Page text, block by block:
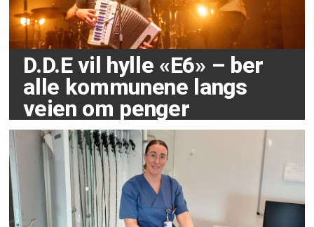
D.D.E vil hylle «E6» – ber
alle kommunene langs
veien om penger